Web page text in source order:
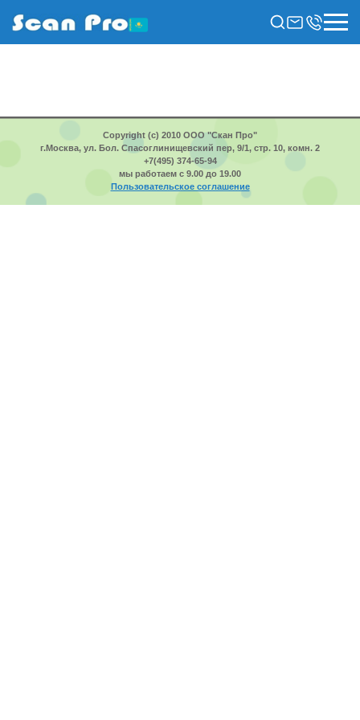
Copyright (c) 2010 ООО "Скан Про"
г.Москва, ул. Бол. Спасоглинищевский пер, 9/1, стр. 10, комн. 2
+7(495) 374-65-94
мы работаем с 9.00 до 19.00
Пользовательское соглашение